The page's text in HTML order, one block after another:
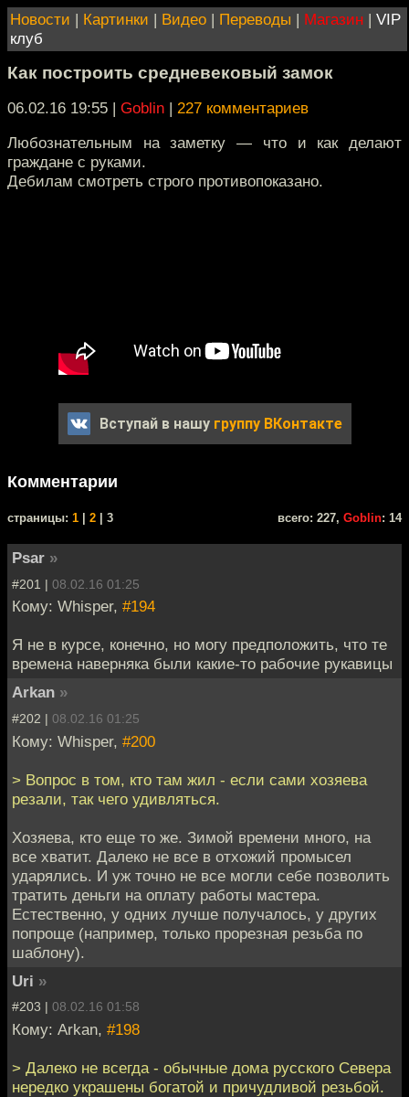
Новости | Картинки | Видео | Переводы | Магазин | VIP
клуб
Как построить средневековый замок
06.02.16 19:55 | Goblin | 227 комментариев
Любознательным на заметку — что и как делают
граждане с руками.
Дебилам смотреть строго противопоказано.
Вступай в нашу группу ВКонтакте
Комментарии
cтраницы: 1 2 | 3 всего: 227, Goblin: 14
Psar »
#201 | 08.02.16 01:25
Кому: Whisper, #194
Я не в курсе, конечно, но могу предположить, что те
времена наверняка были какие-то рабочие рукавицы
Arkan »
#202 | 08.02.16 01:25
Кому: Whisper, #200
> Вопрос в том, кто там жил - если сами хозяева
резали, так чего удивляться.
Хозяева, кто еще то же. Зимой времени много, на
все хватит. Далеко не все в отхожий промысел
ударялись. И уж точно не все могли себе позволить
тратить деньги на оплату работы мастера.
Естественно, у одних лучше получалось, у других
попроще (например, только прорезная резьба по
шаблону).
Uri »
#203 | 08.02.16 01:58
Кому: Arkan, #198
> Далеко не всегда - обычные дома русского Севера
нередко украшены богатой и причудливой резьбой.